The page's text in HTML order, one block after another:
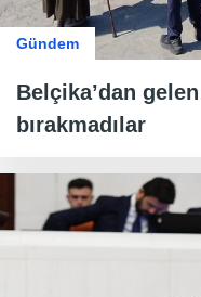
Gündem
Belçika’dan
bırakmadılar